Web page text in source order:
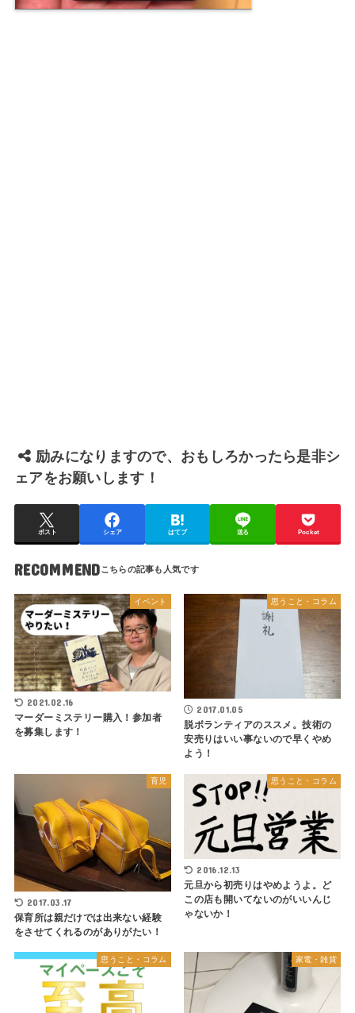
励みになりますので、おもしろかったら是非シ
ェアをお願いします！
ポスト シェア はてブ 送る Pocket
RECOMMEND
イベント
2021.02.16
マーダーミステリー購入！参加者
を募集します！
思うこと・コラム
2017.01.05
脱ボランティアのススメ。技術の
安売りはいい事ないので早くやめ
よう！
育児
2017.03.17
保育所は親だけでは出来ない経験
をさせてくれるのがありがたい！
思うこと・コラム
2016.12.13
元旦から初売りはやめようよ。ど
この店も開いてないのがいいんじ
ゃないか！
思うこと・コラム 家電・雑貨